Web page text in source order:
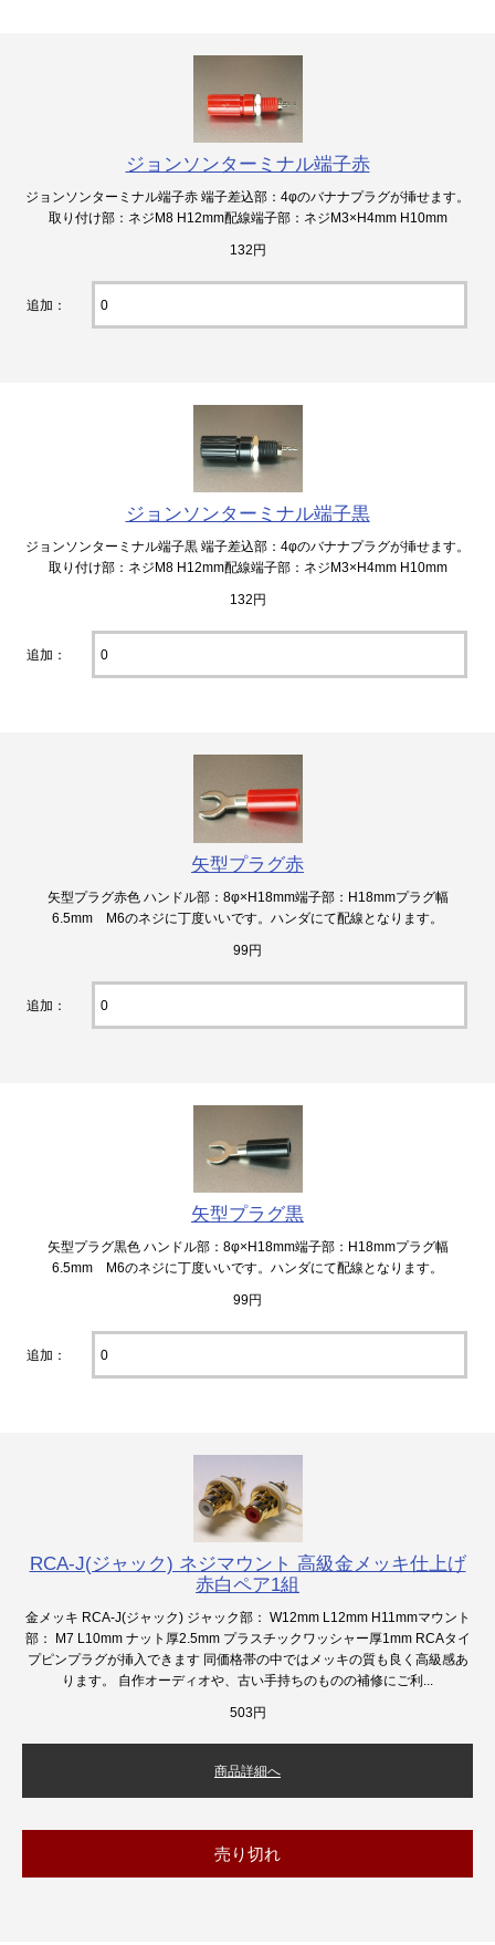
ジョンソンターミナル端子赤
ジョンソンターミナル端子赤 端子差込部：4φのバナナプラグが挿せます。
取り付け部：ネジM8 H12mm配線端子部：ネジM3×H4mm H10mm
132円
追加：
ジョンソンターミナル端子黒
ジョンソンターミナル端子黒 端子差込部：4φのバナナプラグが挿せます。
取り付け部：ネジM8 H12mm配線端子部：ネジM3×H4mm H10mm
132円
追加：
矢型プラグ赤
矢型プラグ赤色 ハンドル部：8φ×H18mm端子部：H18mmプラグ幅
6.5mm M6のネジに丁度いいです。ハンダにて配線となります。
99円
追加：
矢型プラグ黒
矢型プラグ黒色 ハンドル部：8φ×H18mm端子部：H18mmプラグ幅
6.5mm M6のネジに丁度いいです。ハンダにて配線となります。
99円
追加：
RCA-J(ジャック) ネジマウント 高級金メッキ仕上げ
赤白ペア1組
金メッキ RCA-J(ジャック) ジャック部： W12mm L12mm H11mmマウント
部： M7 L10mm ナット厚2.5mm プラスチックワッシャー厚1mm RCAタイ
プピンプラグが挿入できます 同価格帯の中ではメッキの質も良く高級感あ
ります。 自作オーディオや、古い手持ちのものの補修にご利...
503円
商品詳細へ
売り切れ